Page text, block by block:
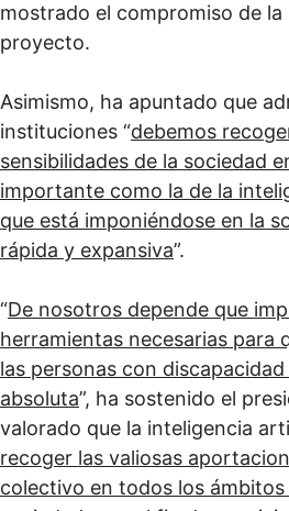
mostrado el compromiso de
proyecto.
Asimismo, ha apuntado que
instituciones “debemos
sensibilidades de la sociedad
importante como la de la
que está imponiéndose en la
rápida y expansiva”.
“De nosotros depende que
herramientas necesarias para
las personas con
absoluta”, ha sostenido el
valorado que la inteligencia
recoger las valiosas
colectivo en todos los ámbitos